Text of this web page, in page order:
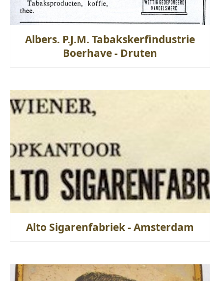
Albers. P.J.M. Tabakskerfindustrie
Boerhave - Druten
Alto Sigarenfabriek - Amsterdam